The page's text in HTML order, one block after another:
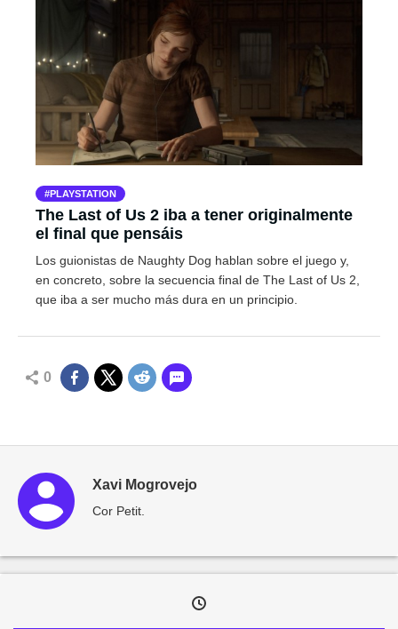
PLAYSTATION
The Last of Us 2 iba a tener originalmente
el final que pensáis
Los guionistas de Naughty Dog hablan sobre el juego y,
en concreto, sobre la secuencia final de The Last of Us 2,
que iba a ser mucho más dura en un principio.
0
Xavi Mogrovejo
Cor Petit.